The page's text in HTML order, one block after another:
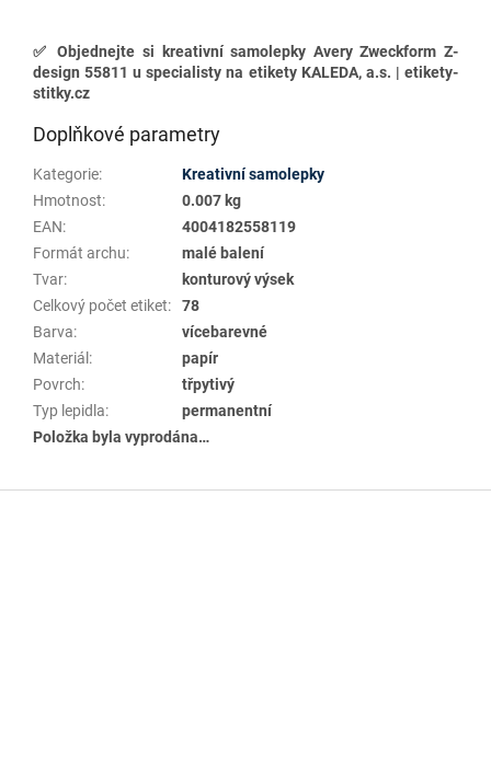
✅Objednejte si kreativní samolepky Avery Zweckform Z-
design 55811 u specialisty na etikety KALEDA, a.s. | etikety-
stitky.cz
Doplňkové parametry
Kategorie:
Kreativní samolepky
Hmotnost:
0.007 kg
EAN:
4004182558119
Formát archu:
malé balení
Tvar:
konturový výsek
Celkový počet etiket:
78
Barva:
vícebarevné
Materiál :
papír
Povrch:
třpytivý
Typ lepidla:
permanentní
Položka byla vyprodána…